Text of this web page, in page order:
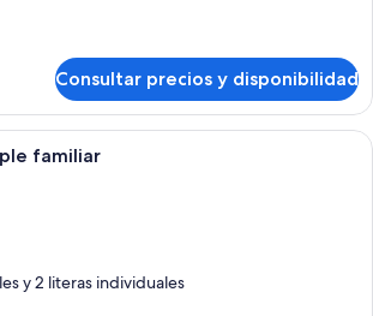
Consultar precios y disponibilidad
Un dormitorio con literas, un
familiar
y 2 literas individuales